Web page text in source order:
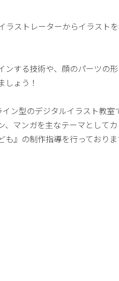
ストレーターからイラスト
する技術や、顔のパーツの
ょう！
ン型のデジタルイラスト教室
マンガを主なテーマとしてカ
』の制作指導を行っておりま